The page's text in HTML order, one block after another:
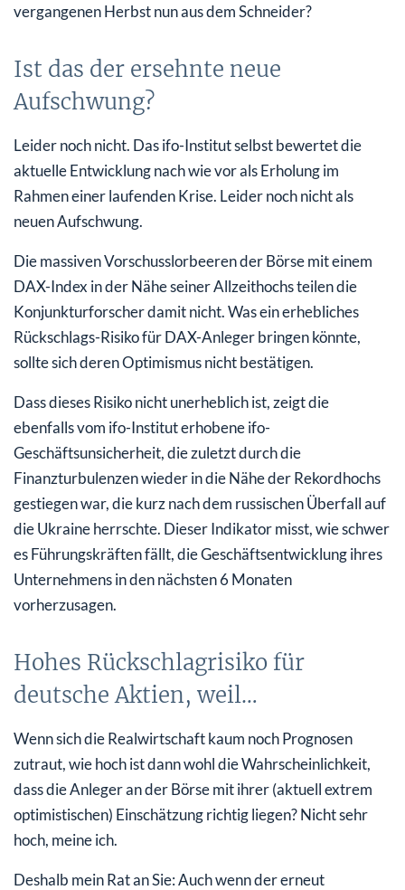
vergangenen Herbst nun aus dem Schneider?
Ist das der ersehnte neue
Aufschwung?
Leider noch nicht. Das ifo-Institut selbst bewertet die
aktuelle Entwicklung nach wie vor als Erholung im
Rahmen einer laufenden Krise. Leider noch nicht als
neuen Aufschwung.
Die massiven Vorschusslorbeeren der Börse mit einem
DAX-Index in der Nähe seiner Allzeithochs teilen die
Konjunkturforscher damit nicht. Was ein erhebliches
Rückschlags-Risiko für DAX-Anleger bringen könnte,
sollte sich deren Optimismus nicht bestätigen.
Dass dieses Risiko nicht unerheblich ist, zeigt die
ebenfalls vom ifo-Institut erhobene ifo-
Geschäftsunsicherheit, die zuletzt durch die
Finanzturbulenzen wieder in die Nähe der Rekordhochs
gestiegen war, die kurz nach dem russischen Überfall auf
die Ukraine herrschte. Dieser Indikator misst, wie schwer
es Führungskräften fällt, die Geschäftsentwicklung ihres
Unternehmens in den nächsten 6 Monaten
vorherzusagen.
Hohes Rückschlagrisiko für
deutsche Aktien, weil…
Wenn sich die Realwirtschaft kaum noch Prognosen
zutraut, wie hoch ist dann wohl die Wahrscheinlichkeit,
dass die Anleger an der Börse mit ihrer (aktuell extrem
optimistischen) Einschätzung richtig liegen? Nicht sehr
hoch, meine ich.
Deshalb mein Rat an Sie: Auch wenn der erneut